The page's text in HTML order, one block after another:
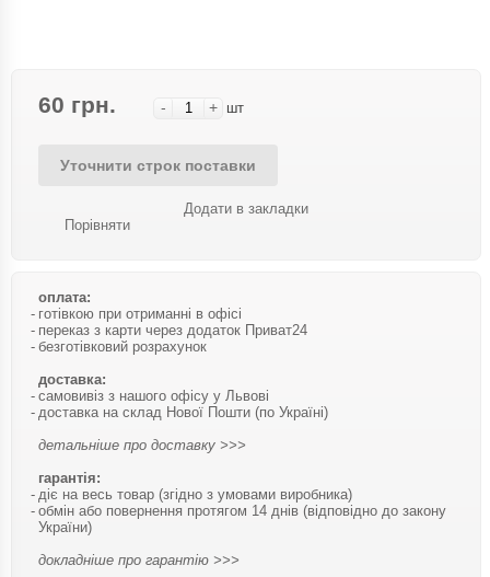
60 грн. - + шт
Уточнити строк поставки
Порівняти
Додати в закладки
оплата:
готівкою при отриманні в офісі
переказ з карти через додаток Приват24
безготівковий розрахунок
доставка:
самовивіз з нашого офісу у Львові
доставка на склад Нової Пошти (по Україні)
детальніше про доставку >>>
гарантія:
діє на весь товар (згідно з умовами виробника)
обмін або повернення протягом 14 днів (відповідно до закону
України)
докладніше про гарантію >>>